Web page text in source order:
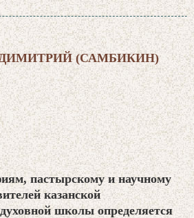
(САМБИКИН)
пастырскому и научному
казанской
школы определяется